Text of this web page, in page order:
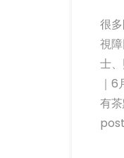
很
視
士
｜
有